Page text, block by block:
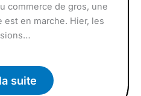
commerce de gros, une
en marche. Hier, les
suite